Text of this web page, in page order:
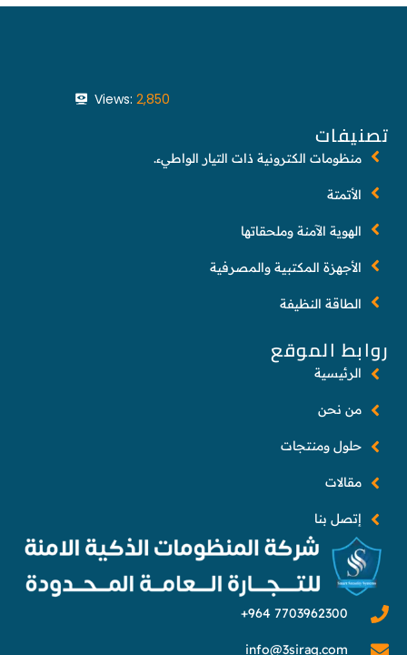
info@3siraq.com
روابط الموقع
الرئيسية
من نحن
حلول ومنتجات
مقالات
إتصل بنا
Views: 2,850
تصنيفات
منظومات الكترونية ذات التيار الواطيء.
الأتمتة
الهوية الآمنة وملحقاتها
الأجهزة المكتبية والمصرفية
الطاقة النظيفة